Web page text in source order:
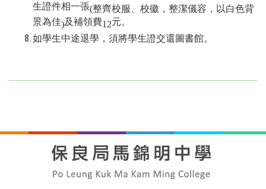
生證件相一張(整齊校服、校徽，整潔儀容，以白色背
景為佳)及補領費12元。
如學生中途退學，須將學生證交還圖書館。